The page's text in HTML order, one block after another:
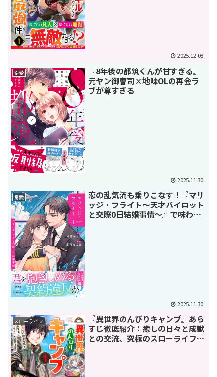
2025.12.08
溺愛
『8年後の都筑くんが甘すぎる』
元ヤン御曹司×地味OLの再会ラ
ブが尊すぎる
2025.11.30
溺愛
恋の乱気流も乗りこなす！『マリ
ッジ・フライト〜天才パイロット
と交際0日結婚事情〜』で味わう
2025.11.30
スローライフ
『異世界のんびりキャンプ』あら
すじ徹底紹介：癒しの日々と成獣
との交流、究極のスローライフを